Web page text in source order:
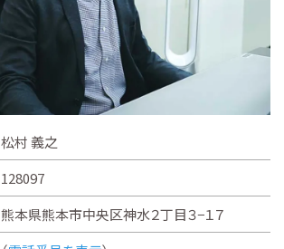
松村 義之
128097
熊本県熊本市中央区神水２丁目３−１７